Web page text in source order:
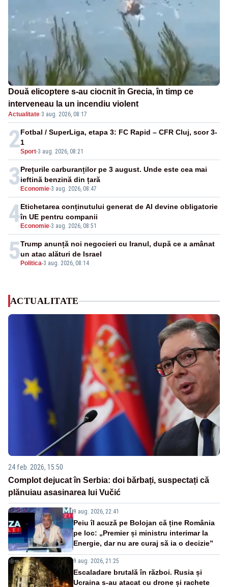
Două elicoptere s-au ciocnit în Grecia, în timp ce
interveneau la un incendiu violent
Actualitate·3 aug. 2026, 08:17
2Sport-3 aug. 2026, 08:21
Fotbal / SuperLiga, etapa 3: FC Rapid – CFR Cluj, scor 3-
1
3 Economie-3 aug. 2026, 08:47
Prețurile carburanților pe 3 august. Unde este cea mai
ieftină benzină din țară
4 Economie-3 aug. 2026, 08:51
Etichetarea conținutului generat de AI devine obligatorie
în UE pentru companii
5 Politica-3 aug. 2026, 08:14
Trump anunță noi negocieri cu Iranul, după ce a amânat
un atac alături de Israel
ACTUALITATE
24 feb. 2026, 15:50
Complot dejucat în Serbia: doi bărbați, suspectați că
plănuiau asasinarea lui Vučić
9 aug. 2026, 22:41
Peiu îl acuză pe Bolojan că ține România
pe loc: „Premier și ministru interimar la
Energie, dar nu are curaj să ia o decizie”
9 aug. 2026, 21:25
Escaladare brutală în război. Rusia și
Ucraina s-au atacat cu drone și rachete